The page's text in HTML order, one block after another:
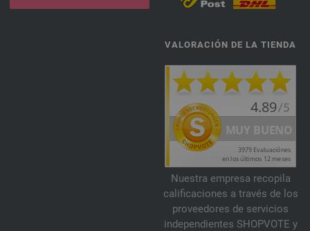
VALORACIÓN DE LA TIENDA
Nuestra empresa recopila
calificaciones a través de los
proveedores de servicios
independientes SHOPVOTE y